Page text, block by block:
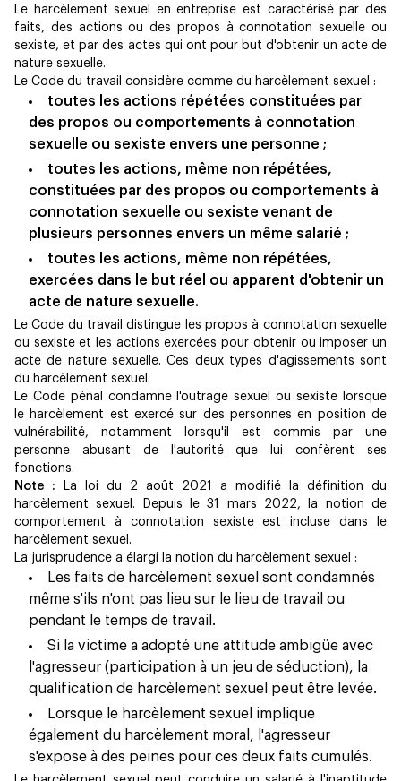
Le harcèlement sexuel en entreprise est caractérisé par des
faits, des actions ou des propos à connotation sexuelle ou
sexiste, et par des actes qui ont pour but d'obtenir un acte de
nature sexuelle.
Le Code du travail considère comme du harcèlement sexuel :
toutes les actions répétées constituées par
des propos ou comportements à connotation
sexuelle ou sexiste envers une personne ;
toutes les actions, même non répétées,
constituées par des propos ou comportements à
connotation sexuelle ou sexiste venant de
plusieurs personnes envers un même salarié ;
toutes les actions, même non répétées,
exercées dans le but réel ou apparent d'obtenir un
acte de nature sexuelle.
Le Code du travail distingue les propos à connotation sexuelle
ou sexiste et les actions exercées pour obtenir ou imposer un
acte de nature sexuelle. Ces deux types d'agissements sont
du harcèlement sexuel.
Le Code pénal condamne l'outrage sexuel ou sexiste lorsque
le harcèlement est exercé sur des personnes en position de
vulnérabilité, notamment lorsqu'il est commis par une
personne abusant de l'autorité que lui confèrent ses
fonctions.
Note : La loi du 2 août 2021 a modifié la définition du
harcèlement sexuel. Depuis le 31 mars 2022, la notion de
comportement à connotation sexiste est incluse dans le
harcèlement sexuel.
La jurisprudence a élargi la notion du harcèlement sexuel :
Les faits de harcèlement sexuel sont condamnés
même s'ils n'ont pas lieu sur le lieu de travail ou
pendant le temps de travail.
Si la victime a adopté une attitude ambigüe avec
l'agresseur (participation à un jeu de séduction), la
qualification de harcèlement sexuel peut être levée.
Lorsque le harcèlement sexuel implique
également du harcèlement moral, l'agresseur
s'expose à des peines pour ces deux faits cumulés.